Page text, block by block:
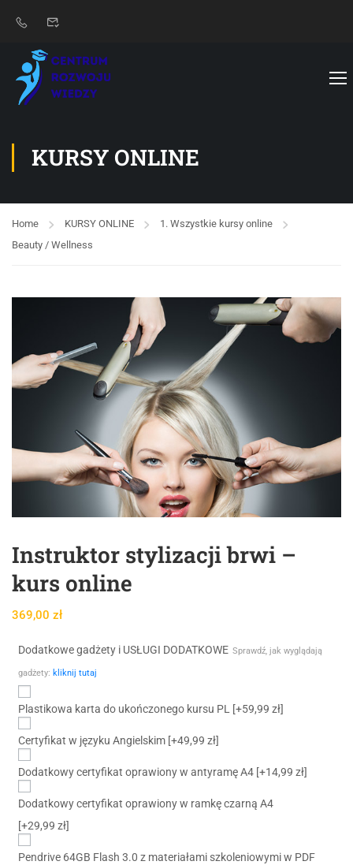
KURSY ONLINE
Home KURSY ONLINE
1. Wszystkie kursy online
Beauty / Wellness
Instruktor stylizacji brwi –
kurs online
369,00 zł
Dodatkowe gadżety i USŁUGI DODATKOWE Sprawdź, jak wyglądają
gadżety: kliknij tutaj
Plastikowa karta do ukończonego kursu PL [+59,99 zł]
Certyfikat w języku Angielskim [+49,99 zł]
Dodatkowy certyfikat oprawiony w antyramę A4 [+14,99 zł]
Dodatkowy certyfikat oprawiony w ramkę czarną A4
[+29,99 zł]
Pendrive 64GB Flash 3.0 z materiałami szkoleniowymi w PDF